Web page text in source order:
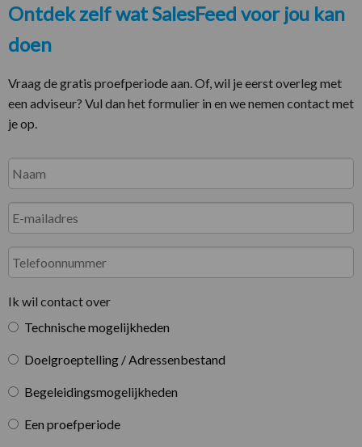
Ontdek zelf wat SalesFeed voor jou kan
doen
Vraag de gratis proefperiode aan. Of, wil je eerst overleg met
een adviseur? Vul dan het formulier in en we nemen contact met
je op.
Naam *
E-
mailadres *
Telefoonnummer
Ik
contact
Ik wil contact over
Technische mogelijkheden
Doelgroeptelling / Adressenbestand
Begeleidingsmogelijkheden
Een proefperiode